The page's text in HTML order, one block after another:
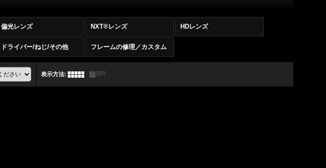
偏光レンズ NXT®レンズ HDレンズ
ドライバー/ねじ/その他 フレームの修理／カスタム
表示方法: